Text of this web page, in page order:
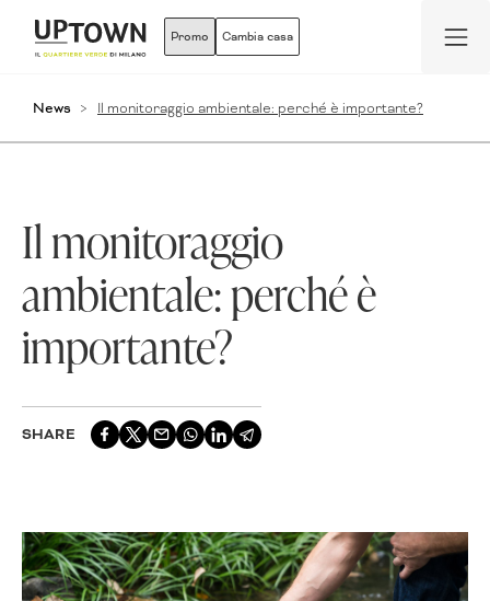
Promo Cambia casa
News Il monitoraggio ambientale: perché è importante?
Il monitoraggio
ambientale: perché è
importante?
SHARE